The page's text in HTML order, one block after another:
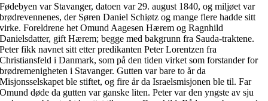
Fødebyen var Stavanger, datoen var 29. august 1840, og miljøet var
brødrevennenes, der Søren Daniel Schiøtz og mange flere hadde sitt
virke. Foreldrene het Omund Aagesen Hærem og Ragnhild
Danielsdatter, gift Hærem; begge med bakgrunn fra Sauda-traktene.
Peter fikk navnet sitt etter predikanten Peter Lorentzen fra
Christiansfeld i Danmark, som på den tiden virket som forstander for
brødremenigheten i Stavanger. Gutten var bare to år da
Misjonsselskapet ble stiftet, og fire år da Israelsmisjonen ble til. Far
Omund døde da gutten var ganske liten. Peter var den yngste av sju